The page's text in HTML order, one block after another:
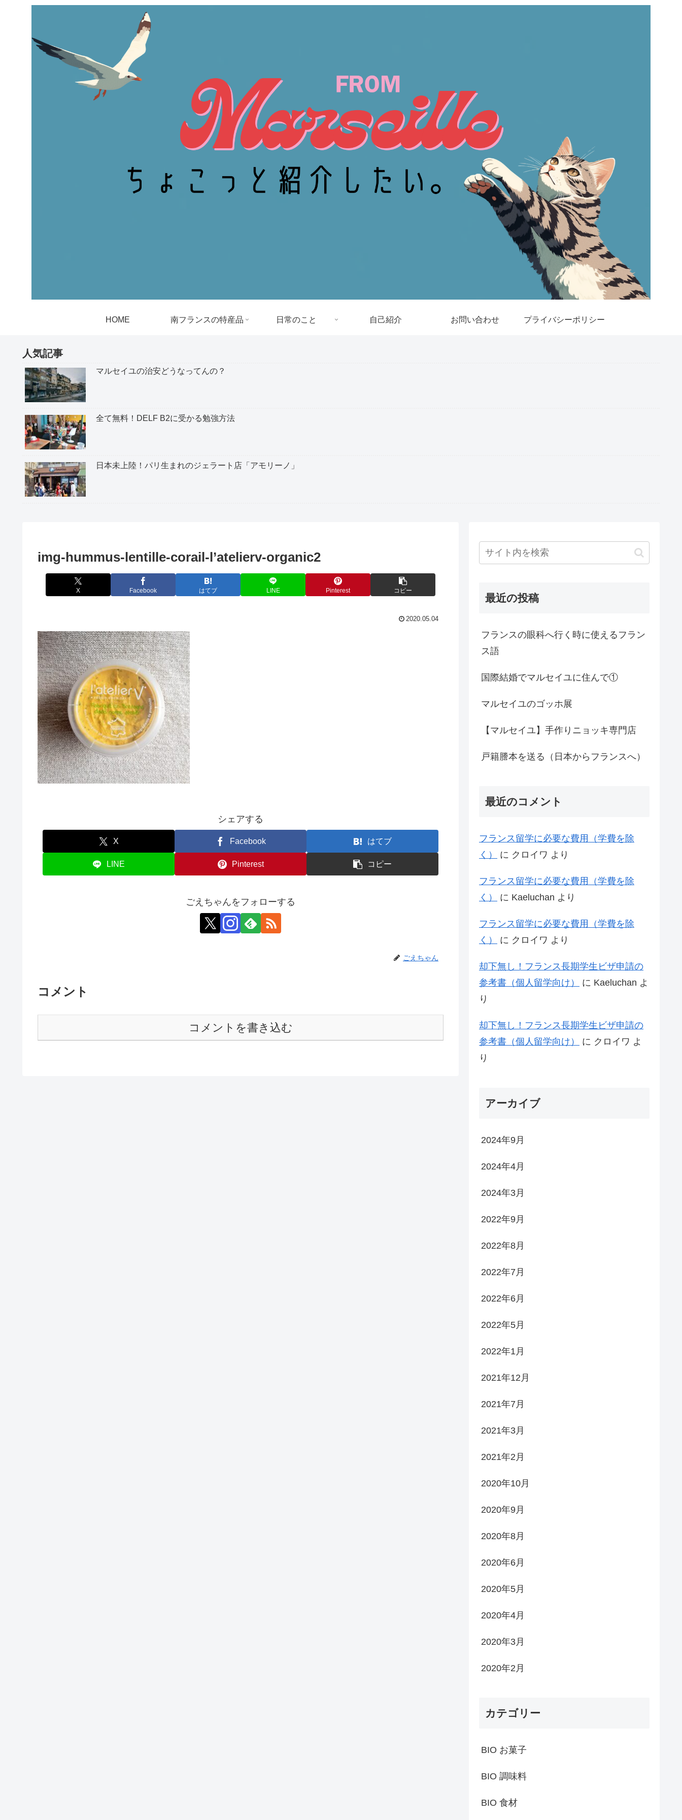
HOME 南フランスの特産品 日常のこと 自己紹介 お問い合わせ プライバシーポリシー
人気記事
マルセイユの治安どうなってんの？
全て無料！DELF B2に受かる勉強方法
日本未上陸！パリ生まれのジェラート店「アモリーノ」
img-hummus-lentille-corail-l’atelierv-organic2
X Facebook はてブ LINE Pinterest コピー
2020.05.04
シェアする
X Facebook はてブ
LINE Pinterest コピー
ごえちゃんをフォローする
ごえちゃん
コメント
コメントを書き込む
最近の投稿
フランスの眼科へ行く時に使えるフラン
ス語
国際結婚でマルセイユに住んで①
マルセイユのゴッホ展
【マルセイユ】手作りニョッキ専門店
戸籍謄本を送る（日本からフランスへ）
最近のコメント
フランス留学に必要な費用（学費を除
く）
に クロイワ より
フランス留学に必要な費用（学費を除
く）
に Kaeluchan より
フランス留学に必要な費用（学費を除
く）
に クロイワ より
却下無し！フランス長期学生ビザ申請の
参考書（個人留学向け）
に Kaeluchan よ
り
却下無し！フランス長期学生ビザ申請の
参考書（個人留学向け）
に クロイワ よ
り
アーカイブ
2024年9月
2024年4月
2024年3月
2022年9月
2022年8月
2022年7月
2022年6月
2022年5月
2022年1月
2021年12月
2021年7月
2021年3月
2021年2月
2020年10月
2020年9月
2020年8月
2020年6月
2020年5月
2020年4月
2020年3月
2020年2月
カテゴリー
BIO お菓子
BIO 調味料
BIO 食材